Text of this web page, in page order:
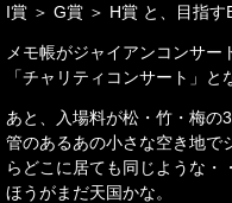
I賞 ＞ G賞 ＞ H賞 と、目指す
メモ帳がジャイアンコンサー
「チャリティコンサート」
あと、入場料が松・竹・梅の
管のあるあの小さな空き地で
らどこに居ても同じような・
ほうがまだ天国かな。